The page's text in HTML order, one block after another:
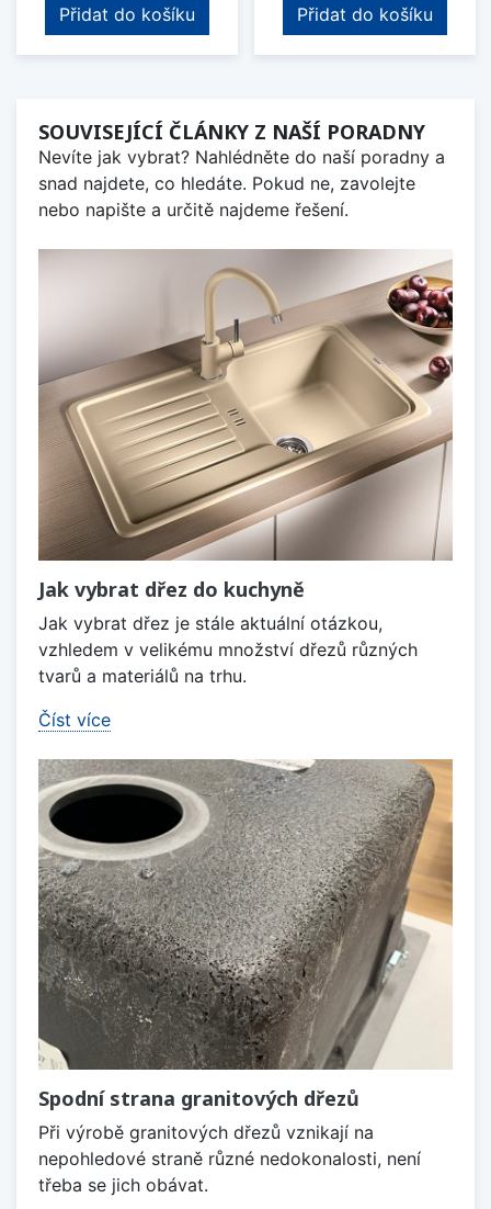
Přidat do košíku Přidat do košíku
SOUVISEJÍCÍ ČLÁNKY Z NAŠÍ PORADNY
Nevíte jak vybrat? Nahlédněte do naší poradny a
snad najdete, co hledáte. Pokud ne, zavolejte
nebo napište a určitě najdeme řešení.
Jak vybrat dřez do kuchyně
Jak vybrat dřez je stále aktuální otázkou,
vzhledem v velikému množství dřezů různých
tvarů a materiálů na trhu.
Číst více
Spodní strana granitových dřezů
Při výrobě granitových dřezů vznikají na
nepohledové straně různé nedokonalosti, není
třeba se jich obávat.